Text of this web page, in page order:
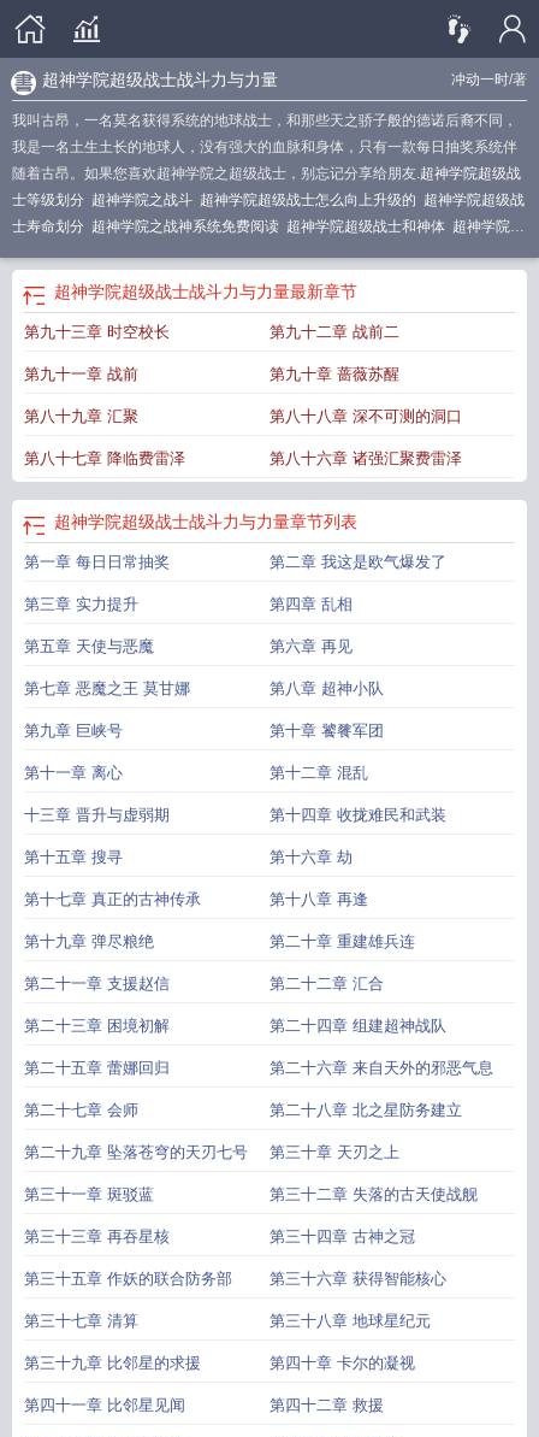
冲动一时/著
超神学院超级战士战斗力与力量
我叫古昂，一名莫名获得系统的地球战士，和那些天之骄子般的德诺后裔不同，
我是一名土生土长的地球人，没有强大的血脉和身体，只有一款每日抽奖系统伴
随着古昂。如果您喜欢超神学院之超级战士，别忘记分享给朋友.超神学院超级战
士等级划分 超神学院之战斗 超神学院超级战士怎么向上升级的 超神学院超级战
士寿命划分 超神学院之战神系统免费阅读 超神学院超级战士和神体 超神学院超
战士破坏力
超神学院之最强战仙全文免费阅读 超神学院一代超级战士
超级战士战斗力与力量
有多少吨超神学院超级战士百度百科 超神学院超级战士设定
定超神学院 动漫 在线观看 超神学院超级战士寿命超神学院超级战士和神的区
别超神学院超级战士与神体区别 超神学院超级战士寿元超神学院超级战士有几
超神学院超级战士战斗力与力量最新章节
第九十三章 时空校长 第九十二章 战前二
第九十一章 战前 第九十章 蔷薇苏醒
第八十九章 汇聚 第八十八章 深不可测的洞口
第八十七章 降临费雷泽 第八十六章 诸强汇聚费雷泽
超神学院超级战士战斗力与力量章节列表
第一章 每日日常抽奖 第二章 我这是欧气爆发了
第三章 实力提升 第四章 乱相
第五章 天使与恶魔 第六章 再见
第七章 恶魔之王 莫甘娜 第八章 超神小队
第九章 巨峡号 第十章 饕餮军团
第十一章 离心 第十二章 混乱
十三章 晋升与虚弱期 第十四章 收拢难民和武装
第十五章 搜寻 第十六章 劫
第十七章 真正的古神传承 第十八章 再逢
第十九章 弹尽粮绝 第二十章 重建雄兵连
第二十一章 支援赵信 第二十二章 汇合
第二十三章 困境初解 第二十四章 组建超神战队
第二十五章 蕾娜回归 第二十六章 来自天外的邪恶气息
第二十七章 会师 第二十八章 北之星防务建立
第二十九章 坠落苍穹的天刃七号 第三十章 天刃之上
第三十一章 斑驳蓝 第三十二章 失落的古天使战舰
第三十三章 再吞星核 第三十四章 古神之冠
第三十五章 作妖的联合防务部 第三十六章 获得智能核心
第三十七章 清算 第三十八章 地球星纪元
第三十九章 比邻星的求援 第四十章 卡尔的凝视
第四十一章 比邻星见闻 第四十二章 救援